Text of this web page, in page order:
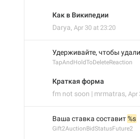
Как в Википедии
Darya, Apr 30 at 23:20
Удерживайте, чтобы
TapAndHoldToDeleteReaction
Краткая форма
fm not soon | mrmatras, Apr
Ваша ставка составит %s
Gift2AuctionBidStatusFuture2